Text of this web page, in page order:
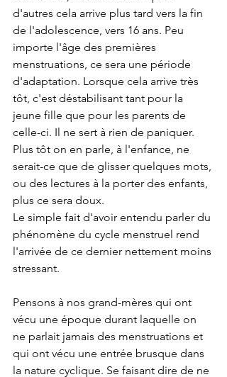
d'autres cela arrive plus tard vers la fin
de l'adolescence, vers 16 ans. Peu
importe l'âge des premières
menstruations, ce sera une période
d'adaptation. Lorsque cela arrive très
tôt, c'est déstabilisant tant pour la
jeune fille que pour les parents de
celle-ci. Il ne sert à rien de paniquer.
Plus tôt on en parle, à l'enfance, ne
serait-ce que de glisser quelques mots,
ou des lectures à la porter des enfants,
plus ce sera doux.
Le simple fait d'avoir entendu parler du
phénomène du cycle menstruel rend
l'arrivée de ce dernier nettement moins
stressant.
Pensons à nos grand-mères qui ont
vécu une époque durant laquelle on
ne parlait jamais des menstruations et
qui ont vécu une entrée brusque dans
la nature cyclique. Se faisant dire de ne